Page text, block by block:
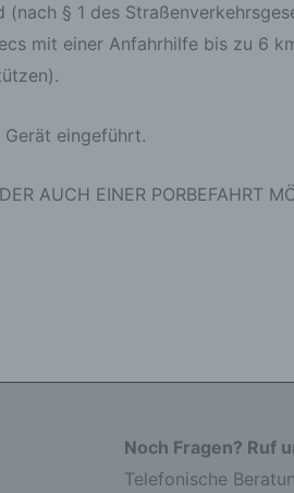
§ 1 des
mit einer Anfahrhilfe bis zu 6
eingeführt.
AUCH EINER PORBEFAHRT
Noch Fragen? Ruf
Telefonische
die